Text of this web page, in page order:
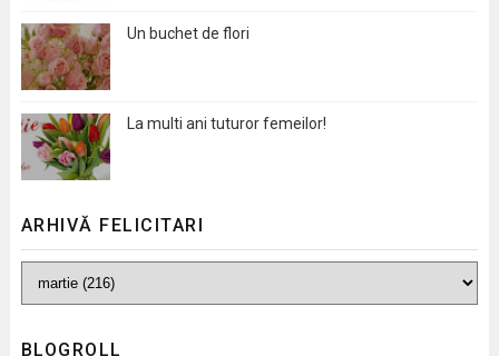
Un buchet de flori
La multi ani tuturor femeilor!
ARHIVĂ FELICITARI
BLOGROLL